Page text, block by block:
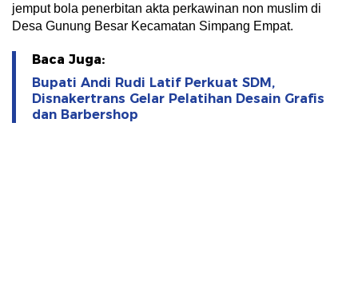
jemput bola penerbitan akta perkawinan non muslim di
Desa Gunung Besar Kecamatan Simpang Empat.
Baca Juga:
Bupati Andi Rudi Latif Perkuat SDM,
Disnakertrans Gelar Pelatihan Desain Grafis
dan Barbershop